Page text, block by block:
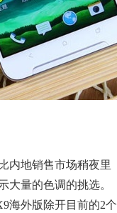
内地销售市场稍夜里
大量的色调的挑选。
海外版除开目前的2个